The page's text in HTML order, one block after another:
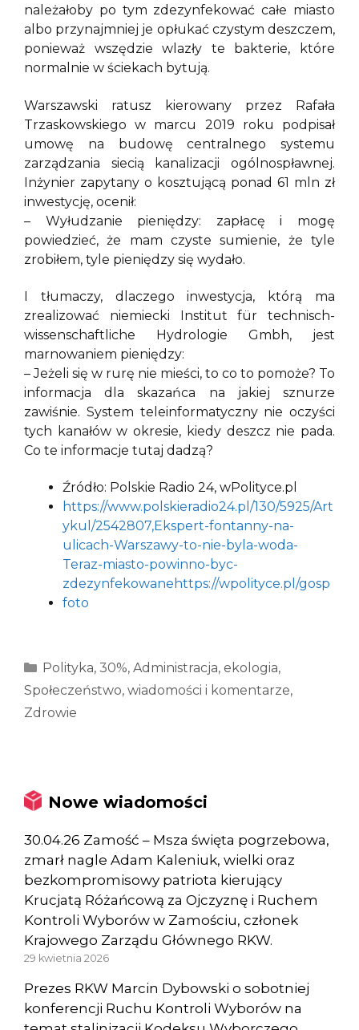
należałoby po tym zdezynfekować całe miasto
albo przynajmniej je opłukać czystym deszczem,
ponieważ wszędzie wlazły te bakterie, które
normalnie w ściekach bytują.
Warszawski ratusz kierowany przez Rafała
Trzaskowskiego w marcu 2019 roku podpisał
umowę na budowę centralnego systemu
zarządzania siecią kanalizacji ogólnospławnej.
Inżynier zapytany o kosztującą ponad 61 mln zł
inwestycję, ocenił:
– Wyłudzanie pieniędzy: zapłacę i mogę
powiedzieć, że mam czyste sumienie, że tyle
zrobiłem, tyle pieniędzy się wydało.
I tłumaczy, dlaczego inwestycja, którą ma
zrealizować niemiecki Institut für technisch-
wissenschaftliche Hydrologie Gmbh, jest
marnowaniem pieniędzy:
– Jeżeli się w rurę nie mieści, to co to pomoże? To
informacja dla skazańca na jakiej sznurze
zawiśnie. System teleinformatyczny nie oczyści
tych kanałów w okresie, kiedy deszcz nie pada.
Co te informacje tutaj dadzą?
Źródło: Polskie Radio 24, wPolityce.pl
https://www.polskieradio24.pl/130/5925/Art
ykul/2542807,Ekspert-fontanny-na-
ulicach-Warszawy-to-nie-byla-woda-
Teraz-miasto-powinno-byc-
zdezynfekowane https://wpolityce.pl/gosp
foto
Kategorie
Polityka, 30%, Administracja, ekologia,
Społeczeństwo, wiadomości i komentarze,
Zdrowie
Nowe wiadomości
30.04.26 Zamość – Msza święta pogrzebowa,
zmarł nagle Adam Kaleniuk, wielki oraz
bezkompromisowy patriota kierujący
Krucjatą Różańcową za Ojczyznę i Ruchem
Kontroli Wyborów w Zamościu, członek
Krajowego Zarządu Głównego RKW.
29 kwietnia 2026
Prezes RKW Marcin Dybowski o sobotniej
konferencji Ruchu Kontroli Wyborów na